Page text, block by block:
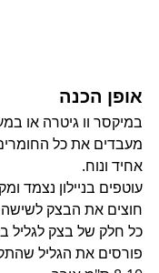
אופן הכנה
במיקסר וו גיטרה או
מעבדים את כל
אחיד ונוח.
עוטפים בניילון נצמד
חוצים את הבצק לשישה
כל חלק של בצק לגליל בקוטר 2
פורסים את הגליל